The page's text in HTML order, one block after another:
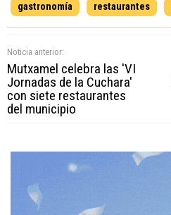
gastronomía restaurantes
Noticia anterior:
Mutxamel celebra las 'VI
Jornadas de la Cuchara'
con siete restaurantes
del municipio